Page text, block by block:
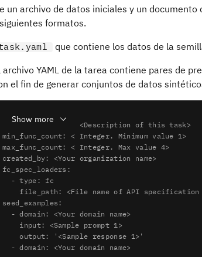
un archivo de datos iniciales y un
formatos.
que contiene los datos de la
archivo YAML de la tarea contiene pares de
el fin de generar conjuntos de datos
task_description: <Description of this task>
min_func_count: < Integer. Minimum value 1>
max_func_count: < Integer. Max value 4>
created_by: <Your organization name>
fc_spec_loaders:
  - type: fc
file_path: <File name of API specification
seed_examples:
  - domain: <Your domain name>
    input: <Sample prompt 1>
    output: '<Sample response 1>'
  - domain: <Your domain name>
Show more